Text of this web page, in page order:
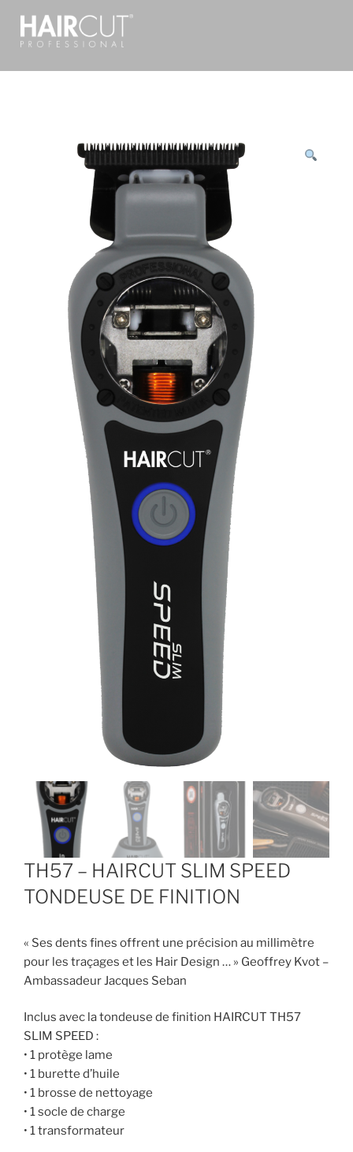
TH57 – HAIRCUT SLIM SPEED
TONDEUSE DE FINITION
« Ses dents fines offrent une précision au millimètre
pour les traçages et les Hair Design … » Geoffrey Kvot –
Ambassadeur Jacques Seban
Inclus avec la tondeuse de finition HAIRCUT TH57
SLIM SPEED :
• 1 protège lame
• 1 burette d’huile
• 1 brosse de nettoyage
• 1 socle de charge
• 1 transformateur